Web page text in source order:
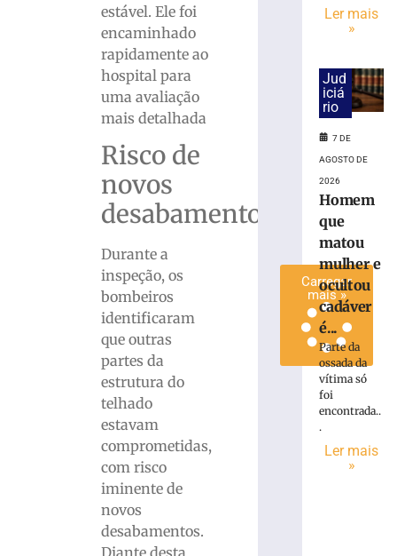
estável. Ele foi
encaminhado
rapidamente ao
hospital para
uma avaliação
mais detalhada
Risco de
novos
desabamentos
Durante a
inspeção, os
bombeiros
identificaram
que outras
partes da
estrutura do
telhado
estavam
comprometidas,
com risco
iminente de
novos
desabamentos.
Carregar
mais »
Ler mais
»
Jud
iciá
rio
7 DE
AGOSTO DE
2026
Homem
que
matou
mulher e
ocultou
cadáver
é...
Parte da
ossada da
vítima só
foi
encontrada..
.
Ler mais
»